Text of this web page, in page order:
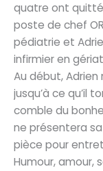
quatre ont quitté
poste de chef
pédiatrie et
infirmier en
Au début,
jusqu’à ce qu’il
comble du
ne présentera
pièce pour
Humour, amour,